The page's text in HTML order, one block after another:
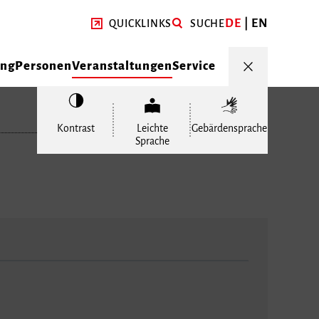
QUICKLINKS SUCHEDE EN
PersonenVeranstaltungenService
Kontrast
Leichte
Sprache
Gebärdensprache